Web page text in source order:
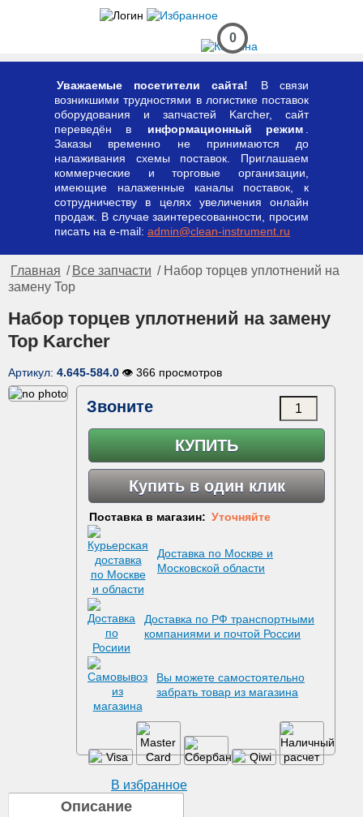
0
Уважаемые посетители сайта!
В связи
возникшими трудностями в логистике поставок
оборудования и запчастей Karcher, сайт
переведён в
информационный режим
Заказы временно не принимаются до
налаживания схемы поставок. Приглашаем
коммерческие и торговые организации,
имеющие налаженные каналы поставок, к
сотрудничеству в целях увеличения онлайн
продаж. В случае заинтересованности, просим
писать на e-mail:admin@clean-instrument.ru
Главная / Все запчасти / Набор торцев уплотнений на
замену Top
Набор торцев уплотнений на замену
Top Karcher
Артикул: 4.645-584.0 👁 366 просмотров
Звоните
КУПИТЬ
Купить в один клик
Поставка в магазин: Уточняйте
Доставка по Москве и
Московской области
Доставка по РФ транспортными
компаниями и почтой России
Вы можете самостоятельно
забрать товар из магазина
В избранное
Описание